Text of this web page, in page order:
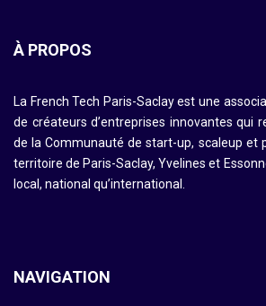
À PROPOS
La French Tech Paris-Saclay est une
de créateurs d’entreprises innovantes qui
de la Communauté de start-up, scaleup et
territoire de Paris-Saclay, Yvelines et
local, national qu’international.
NAVIGATION